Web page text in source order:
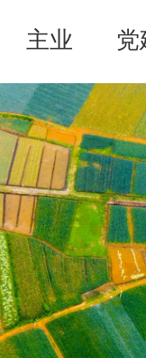
主业 党